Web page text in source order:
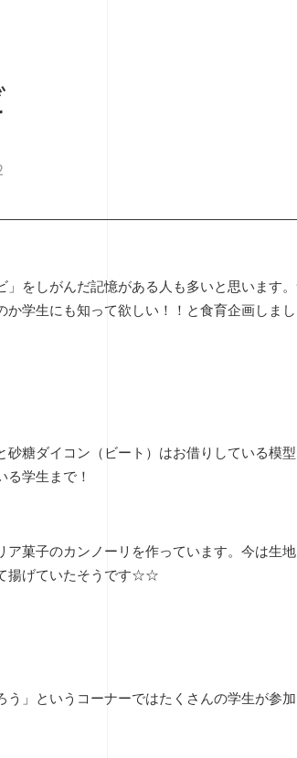
」をしがんだ記憶がある人も多いと思います
か学生にも知って欲しい！！と食育企画しま
砂糖ダイコン（ビート）はお借りしている模
る学生まで！
ア菓子のカンノーリを作っています。今は生
揚げていたそうです☆☆
う」というコーナーではたくさんの学生が参